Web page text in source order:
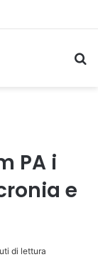
semafori
PA i
e
di lettura